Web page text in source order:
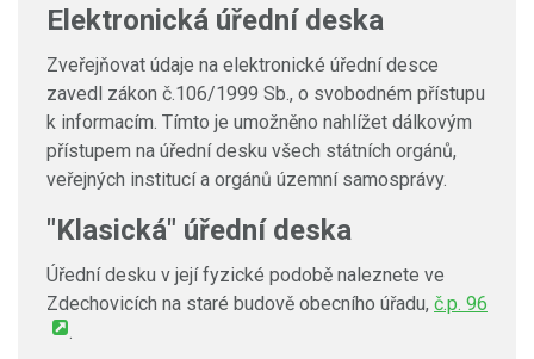
Elektronická úřední deska
Zveřejňovat údaje na elektronické úřední desce
zavedl zákon č.106/1999 Sb., o svobodném přístupu
k informacím. Tímto je umožněno nahlížet dálkovým
přístupem na úřední desku všech státních orgánů,
veřejných institucí a orgánů územní samosprávy.
"Klasická" úřední deska
Úřední desku v její fyzické podobě naleznete ve
Zdechovicích na staré budově obecního úřadu, č.p. 96
.